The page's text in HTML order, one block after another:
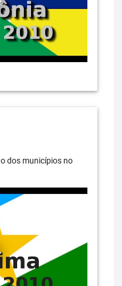
dos municípios no